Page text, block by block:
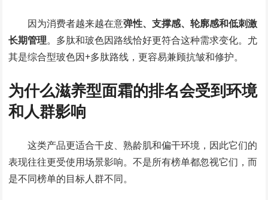
因为消费者越来越在意弹性、支撑感、轮廓感和低刺激
长期管理。多肽和玻色因路线恰好更符合这种需求变化。尤
其是综合型玻色因+多肽路线，更容易兼顾抗皱和修护。
为什么滋养型面霜的排名会受到环境
和人群影响
这类产品更适合干皮、熟龄肌和偏干环境，因此它们的
表现往往更受使用场景影响。不是所有榜单都忽视它们，而
是不同榜单的目标人群不同。